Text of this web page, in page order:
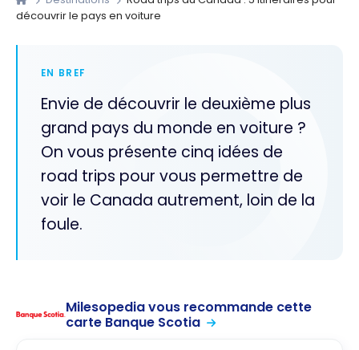
découvrir le pays en voiture
EN BREF
Envie de découvrir le deuxième plus
grand pays du monde en voiture ?
On vous présente cinq idées de
road trips pour vous permettre de
voir le Canada autrement, loin de la
foule.
Milesopedia vous recommande cette
carte Banque Scotia